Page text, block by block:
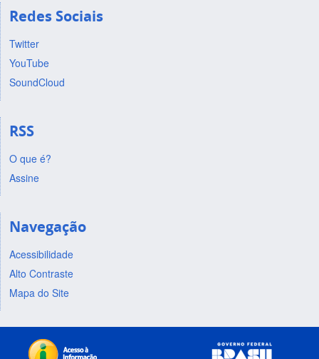
Redes Sociais
Twitter
YouTube
SoundCloud
RSS
O que é?
Assine
Navegação
Acessibilidade
Alto Contraste
Mapa do Site